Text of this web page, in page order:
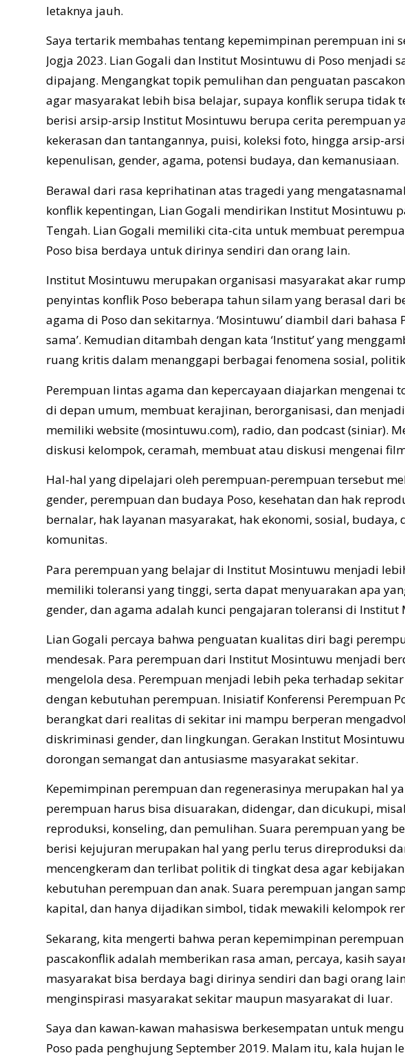
letaknya jauh.
Saya tertarik membahas tentang kepemimpinan perempuan ini
Jogja 2023. Lian Gogali dan Institut Mosintuwu di Poso menjadi
dipajang. Mengangkat topik pemulihan dan penguatan
agar masyarakat lebih bisa belajar, supaya konflik serupa tidak
berisi arsip-arsip Institut Mosintuwu berupa cerita perempuan
kekerasan dan tantangannya, puisi, koleksi foto, hingga arsip-
kepenulisan, gender, agama, potensi budaya, dan kemanusiaan.
Berawal dari rasa keprihatinan atas tragedi yang
konflik kepentingan, Lian Gogali mendirikan Institut Mosintuwu
Tengah. Lian Gogali memiliki cita-cita untuk membuat
Poso bisa berdaya untuk dirinya sendiri dan orang lain.
Institut Mosintuwu merupakan organisasi masyarakat akar
penyintas konflik Poso beberapa tahun silam yang berasal dari
agama di Poso dan sekitarnya. ‘Mosintuwu’ diambil dari bahasa
sama’. Kemudian ditambah dengan kata ‘Institut’ yang
ruang kritis dalam menanggapi berbagai fenomena sosial,
Perempuan lintas agama dan kepercayaan diajarkan mengenai
di depan umum, membuat kerajinan, berorganisasi, dan
memiliki website (mosintuwu.com), radio, dan podcast (siniar).
diskusi kelompok, ceramah, membuat atau diskusi mengenai
Hal-hal yang dipelajari oleh perempuan-perempuan tersebut
gender, perempuan dan budaya Poso, kesehatan dan hak
bernalar, hak layanan masyarakat, hak ekonomi, sosial,
komunitas.
Para perempuan yang belajar di Institut Mosintuwu menjadi
memiliki toleransi yang tinggi, serta dapat menyuarakan apa
gender, dan agama adalah kunci pengajaran toleransi di Institut
Lian Gogali percaya bahwa penguatan kualitas diri bagi
mendesak. Para perempuan dari Institut Mosintuwu menjadi
mengelola desa. Perempuan menjadi lebih peka terhadap
dengan kebutuhan perempuan. Inisiatif Konferensi Perempuan
berangkat dari realitas di sekitar ini mampu berperan
diskriminasi gender, dan lingkungan. Gerakan Institut
dorongan semangat dan antusiasme masyarakat sekitar.
Kepemimpinan perempuan dan regenerasinya merupakan hal
perempuan harus bisa disuarakan, didengar, dan dicukupi,
reproduksi, konseling, dan pemulihan. Suara perempuan yang
berisi kejujuran merupakan hal yang perlu terus direproduksi
mencengkeram dan terlibat politik di tingkat desa agar
kebutuhan perempuan dan anak. Suara perempuan jangan
kapital, dan hanya dijadikan simbol, tidak mewakili kelompok
Sekarang, kita mengerti bahwa peran kepemimpinan
pascakonflik adalah memberikan rasa aman, percaya, kasih
masyarakat bisa berdaya bagi dirinya sendiri dan bagi orang
menginspirasi masyarakat sekitar maupun masyarakat di luar.
Saya dan kawan-kawan mahasiswa berkesempatan untuk
Poso pada penghujung September 2019. Malam itu, kala hujan